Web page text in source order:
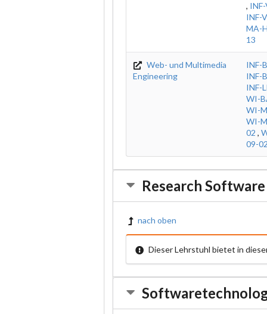
,
INF-
MA-
13
Web- und Multimedia
Engineering
INF-
INF-
INF-
WI-
WI-
WI-
02 ,
09-
Research
nach oben
Dieser Lehrstuhl bietet in